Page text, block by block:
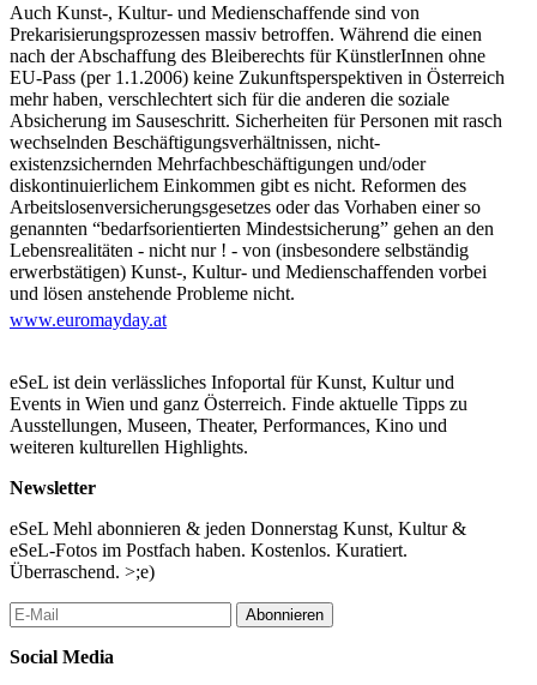
Auch Kunst-, Kultur- und Medienschaffende sind von
Prekarisierungsprozessen massiv betroffen. Während die einen
nach der Abschaffung des Bleiberechts für KünstlerInnen ohne
EU-Pass (per 1.1.2006) keine Zukunftsperspektiven in Österreich
mehr haben, verschlechtert sich für die anderen die soziale
Absicherung im Sauseschritt. Sicherheiten für Personen mit rasch
wechselnden Beschäftigungsverhältnissen, nicht-
existenzsichernden Mehrfachbeschäftigungen und/oder
diskontinuierlichem Einkommen gibt es nicht. Reformen des
Arbeitslosenversicherungsgesetzes oder das Vorhaben einer so
genannten “bedarfsorientierten Mindestsicherung” gehen an den
Lebensrealitäten - nicht nur ! - von (insbesondere selbständig
erwerbstätigen) Kunst-, Kultur- und Medienschaffenden vorbei
und lösen anstehende Probleme nicht.
Dagegen gilt es sich zur Wehr zu setzen! Für eine Entkopplung
tätig zu sein! Grundeinkommen für alle! Bleiberecht jetzt!
Die EuroMayDay-Bewegungen in zahlreichen Städten sind
aussichtsreiche Versuche, prekäre Kämpfe lokal und global zu
vernetzen und die Auseinandersetzung mit der Prekarisierung von
Arbeit und Leben voranzutreiben. Die Paraden am 1. Mai sind
und Sichtbarkeit zu verleihen.
...Mehr lesen
www.euromayday.at
eSeL ist dein verlässliches Infoportal für Kunst, Kultur und
Events in Wien und ganz Österreich. Finde aktuelle Tipps zu
Ausstellungen, Museen, Theater, Performances, Kino und
weiteren kulturellen Highlights.
Newsletter
eSeL Mehl abonnieren & jeden Donnerstag Kunst, Kultur &
eSeL-Fotos im Postfach haben. Kostenlos. Kuratiert.
Überraschend. >;e)
Abonnieren
Social Media